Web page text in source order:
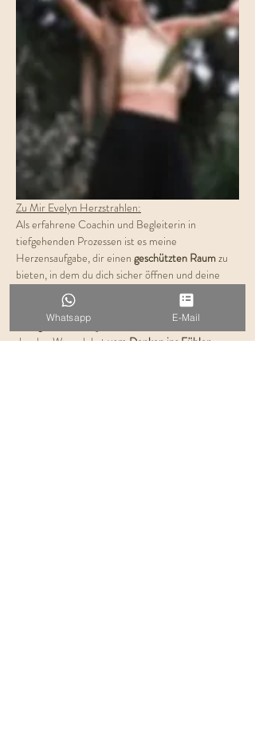
Zu Mir Evelyn Herzstrahlen:
Als erfahrene Coachin und Begleiterin in
tiefgehenden Prozessen ist es meine
Herzensaufgabe, dir einen geschützten Raum zu
bieten, in dem du dich sicher öffnen und deine
innere Welt erkunden
kannst. Die Kundalini
Activation ist für mich eine kraftvolle Form der
Energiearbeit, die jedem Menschen offensteht,
der den Wunsch hat vom Denken ins Fühlen zu
Whatsapp E-Mail